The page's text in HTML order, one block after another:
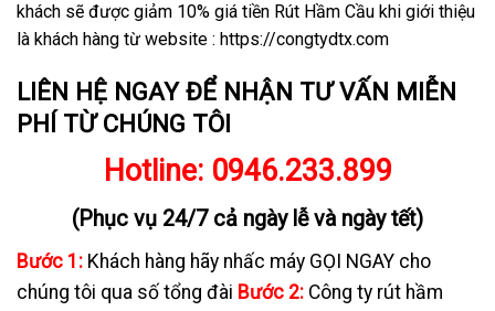
khách sẽ được giảm 10% giá tiền Rút Hầm Cầu khi giới thiệu
là khách hàng từ website : https://congtydtx.com
LIÊN HỆ NGAY ĐỂ NHẬN TƯ VẤN MIỄN
PHÍ TỪ CHÚNG TÔI
Hotline: 0946.233.899
(Phục vụ 24/7 cả ngày lễ và ngày tết)
Bước 1: Khách hàng hãy nhấc máy GỌI NGAY cho
chúng tôi qua số tổng đài Bước 2: Công ty rút hầm